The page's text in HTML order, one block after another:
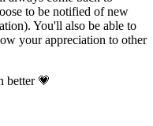
to be notified of new
You'll also be able to
your appreciation to other
better 💗